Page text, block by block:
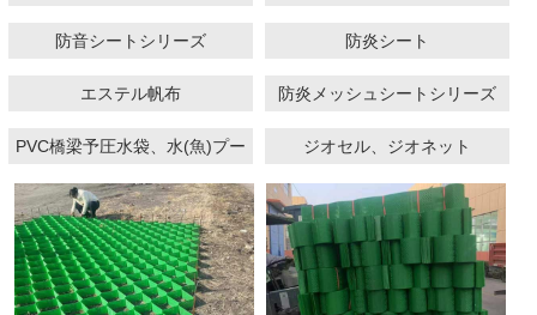
防音シートシリーズ 防炎シート
エステル帆布 防炎メッシュシートシリーズ
PVC橋梁予圧水袋、水(魚)プー
ルシリーズ
ジオセル、ジオネット